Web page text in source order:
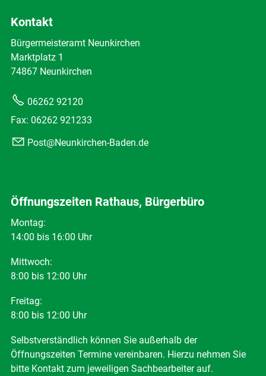
Kontakt
Bürgermeisteramt Neunkirchen
Marktplatz 1
74867 Neunkirchen
06262 92120
Fax: 06262 921233
Post@Neunkirchen-Baden.de
Öffnungszeiten Rathaus, Bürgerbüro
Montag:
14:00 bis 16:00 Uhr
Mittwoch:
8:00 bis 12:00 Uhr
Freitag:
8:00 bis 12:00 Uhr
Selbstverständlich können Sie außerhalb der
Öffnungszeiten Termine vereinbaren. Hierzu nehmen Sie
bitte Kontakt zum jeweiligen Sachbearbeiter auf.